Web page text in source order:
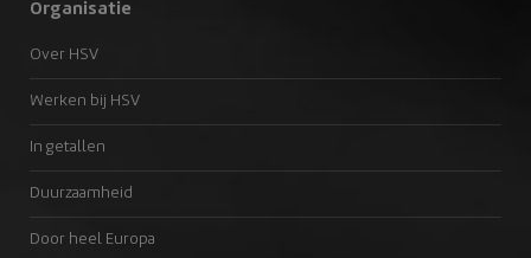
Organisatie
Over HSV
Werken bij HSV
In getallen
Duurzaamheid
Door heel Europa